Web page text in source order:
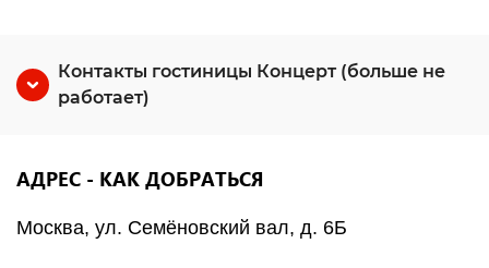
Контакты гостиницы Концерт (больше не
работает)
АДРЕС - КАК ДОБРАТЬСЯ
Москва, ул. Семёновский вал, д. 6Б